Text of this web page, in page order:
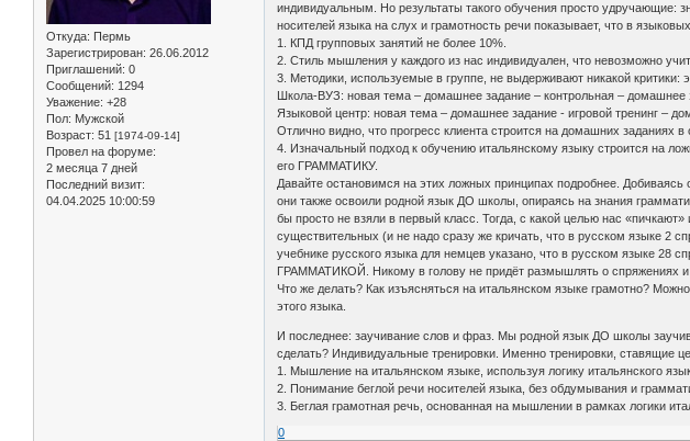
Откуда: Пермь
Зарегистрирован: 26.06.2012
Приглашений: 0
Сообщений: 1294
Уважение: +28
Пол: Мужской
Возраст: 51 [1974-09-14]
Провел на форуме:
2 месяца 7 дней
Последний визит:
04.04.2025 10:00:59
индивидуальным. Но результаты такого обучения просто
носителей языка на слух и грамотность речи показывает, что в
1. КПД групповых занятий не более 10%.
2. Стиль мышления у каждого из нас индивидуален, что невозможно
3. Методики, используемые в группе, не выдерживают никакой
Школа-ВУЗ: новая тема – домашнее задание – контрольная – домашнее
Языковой центр: новая тема – домашнее задание - игровой тренинг –
Отлично видно, что прогресс клиента строится на домашних заданиях в
4. Изначальный подход к обучению итальянскому языку строится
его ГРАММАТИКУ.
Давайте остановимся на этих ложных принципах подробнее.
они также освоили родной язык ДО школы, опираясь на знания
бы просто не взяли в первый класс. Тогда, с какой целью нас
существительных (и не надо сразу же кричать, что в русском языке 2
учебнике русского языка для немцев указано, что в русском языке
ГРАММАТИКОЙ. Никому в голову не придёт размышлять о спряжениях и
Что же делать? Как изъясняться на итальянском языке грамотно?
этого языка.
И последнее: заучивание слов и фраз. Мы родной язык ДО школы
сделать? Индивидуальные тренировки. Именно тренировки,
1. Мышление на итальянском языке, используя логику итальянского
2. Понимание беглой речи носителей языка, без обдумывания и
3. Беглая грамотная речь, основанная на мышлении в рамках логики
0